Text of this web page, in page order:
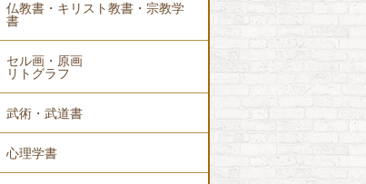
仏教書・キリスト教書・宗教学
書
セル画・原画
リトグラフ
武術・武道書
心理学書